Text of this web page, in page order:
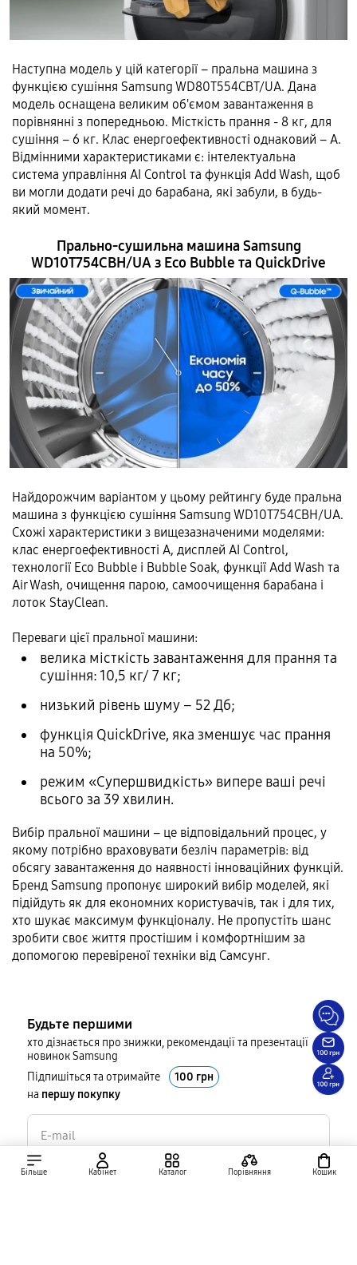
Наступна модель у цій категорії – пральна машина з
функцією сушіння Samsung WD80T554CBT/UA. Дана
модель оснащена великим об'ємом завантаження в
порівнянні з попередньою. Місткість прання - 8 кг, для
сушіння – 6 кг. Клас енергоефективності однаковий – А.
Відмінними характеристиками є: інтелектуальна
система управління AI Control та функція Add Wash, щоб
ви могли додати речі до барабана, які забули, в будь-
який момент.
Прально-сушильна машина Samsung
WD10T754CBH/UA з Eco Bubble та QuickDrive
Найдорожчим варіантом у цьому рейтингу буде пральна
машина з функцією сушіння Samsung WD10T754CBH/UA.
Схожі характеристики з вищезазначеними моделями:
клас енергоефективності А, дисплей AI Control,
технології Eco Bubble і Bubble Soak, функції Add Wash та
Air Wash, очищення парою, самоочищення барабана і
лоток StayClean.
Переваги цієї пральної машини:
велика місткість завантаження для прання та
сушіння: 10,5 кг/ 7 кг;
низький рівень шуму – 52 Дб;
функція QuickDrive, яка зменшує час прання
на 50%;
режим «Супершвидкість» випере ваші речі
всього за 39 хвилин.
Вибір пральної машини – це відповідальний процес, у
якому потрібно враховувати безліч параметрів: від
обсягу завантаження до наявності інноваційних функцій.
Бренд Samsung пропонує широкий вибір моделей, які
підійдуть як для економних користувачів, так і для тих,
хто шукає максимум функціоналу. Не пропустіть шанс
зробити своє життя простішим і комфортнішим за
допомогою перевіреної техніки від Самсунг.
Будьте першими
хто дізнається про знижки, рекомендації та презентації
новинок Samsung
Підпишіться та отримайте
100 грн
на першу покупку
Оформлюючи підписку, я приймаю умовиДоговору
Більше Кабінет Каталог Порівняння Кошик